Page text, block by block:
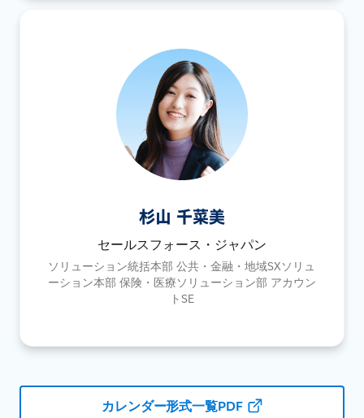
杉山 千菜美
セールスフォース・ジャパン
ソリューション統括本部 公共・金融・地域SXソリュ
ーション本部 保険・医療ソリューション部 アカウン
トSE
カレンダー形式一覧PDF